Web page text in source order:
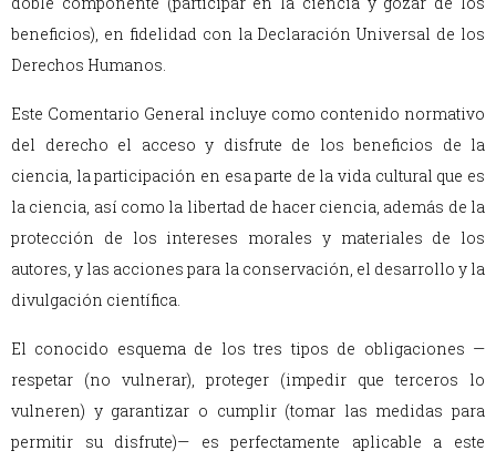
beneficios), en fidelidad con la Declaración Universal de los
Derechos Humanos.
Este Comentario General incluye como contenido normativo
del derecho el acceso y disfrute de los beneficios de la
ciencia, la participación en esa parte de la vida cultural que es
la ciencia, así como la libertad de hacer ciencia, además de la
protección de los intereses morales y materiales de los
autores, y las acciones para la conservación, el desarrollo y la
divulgación científica.
El conocido esquema de los tres tipos de obligaciones —
respetar (no vulnerar), proteger (impedir que terceros lo
vulneren) y garantizar o cumplir (tomar las medidas para
permitir su disfrute)— es perfectamente aplicable a este